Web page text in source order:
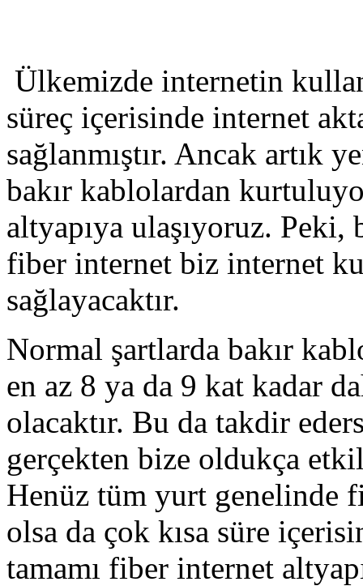
Ülkemizde internetin
süreç içerisinde internet
sağlanmıştır. Ancak artık
bakır kablolardan
altyapıya ulaşıyoruz.
fiber internet biz internet
sağlayacaktır.
Normal şartlarda bakır
en az 8 ya da 9 kat kadar
olacaktır. Bu da takdir
gerçekten bize oldukça
Henüz tüm yurt genelinde
olsa da çok kısa süre
tamamı fiber internet